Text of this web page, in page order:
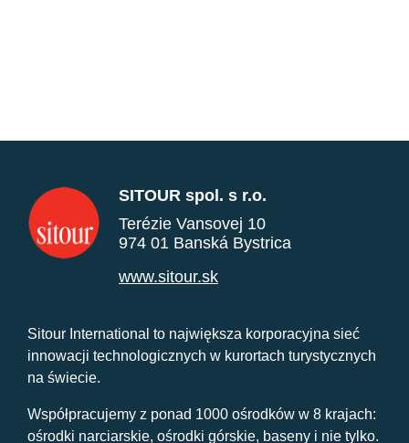
SITOUR spol. s r.o.
Terézie Vansovej 10
974 01 Banská Bystrica
www.sitour.sk
Sitour International to największa korporacyjna sieć
innowacji technologicznych w kurortach turystycznych
na świecie.
Współpracujemy z ponad 1000 ośrodków w 8 krajach:
ośrodki narciarskie, ośrodki górskie, baseny i nie tylko.